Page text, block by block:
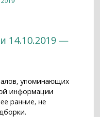
14.10.2019 —
упоминающих
информации
ранние, не